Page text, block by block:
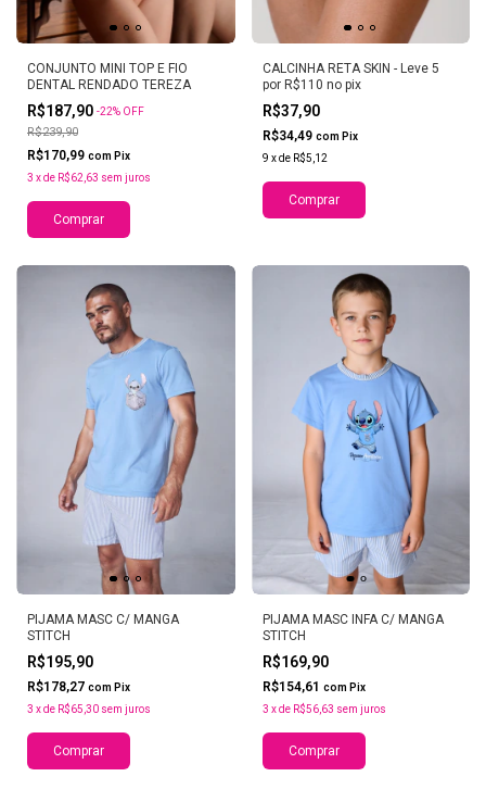
CONJUNTO MINI TOP E FIO
DENTAL RENDADO TEREZA
R$187,90 -22% OFF
R$239,90
R$170,99 com Pix
3 xde R$62,63 sem juros
Comprar
CALCINHA RETA SKIN - Leve 5
por R$110 no pix
R$37,90
R$34,49 com Pix
9 xde R$5,12
Comprar
PIJAMA MASC C/ MANGA
STITCH
R$195,90
R$178,27 com Pix
3 xde R$65,30 sem juros
Comprar
PIJAMA MASC INFA C/ MANGA
STITCH
R$169,90
R$154,61 com Pix
3 xde R$56,63 sem juros
Comprar